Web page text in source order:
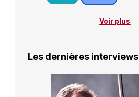
Voir plus
Les dernières interviews